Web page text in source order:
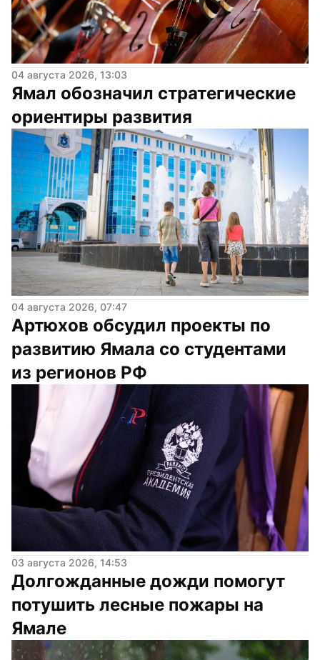
04 августа 2026, 13:03
Ямал обозначил стратегические
ориентиры развития
04 августа 2026, 07:47
Артюхов обсудил проекты по
развитию Ямала со студентами
из регионов РФ
03 августа 2026, 14:53
Долгожданные дожди помогут
потушить лесные пожары на
Ямале